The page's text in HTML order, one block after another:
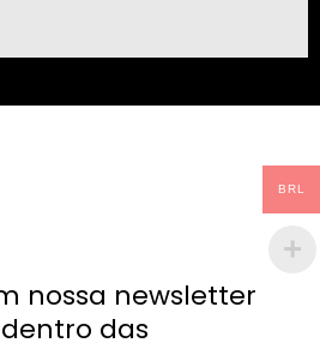
nossa newsletter
das
BRL